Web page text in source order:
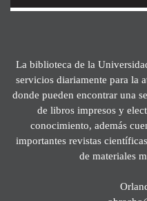
La biblioteca de la
servicios diariamente para la
donde pueden encontrar una
de libros impresos y
conocimiento, además
importantes revistas
de materiales